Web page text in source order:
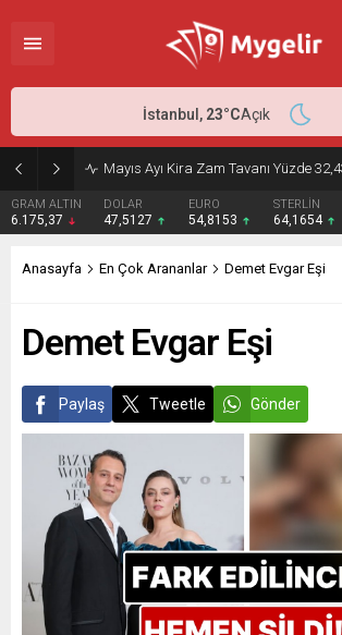
Nisan Ayı Enflasyonu Açıklandı:
DOLAR
47,5127
EURO
54,8153
STERLİN
64,1654
BIST 100
13.458,10
İstanbul, 23°CAçık
Anasayfa En Çok Arananlar Demet Evgar Eşi
Demet Evgar Eşi
Paylaş Tweetle Gönder